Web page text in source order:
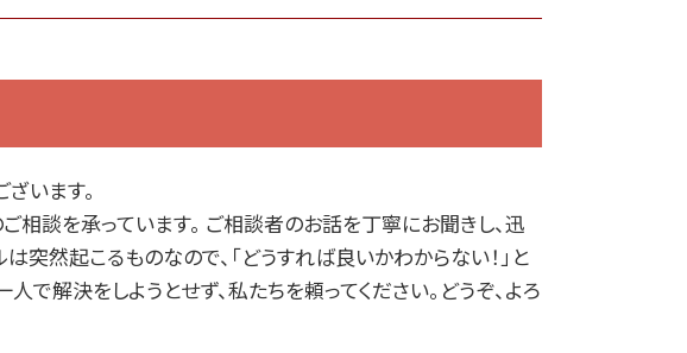
います。
相談を承っています。 ご相談者のお話を丁寧にお聞きし、迅
突然起こるものなので、「どうすれば良いかわからない！」と
で解決をしようとせず、私たちを頼ってください。どうぞ、よろ